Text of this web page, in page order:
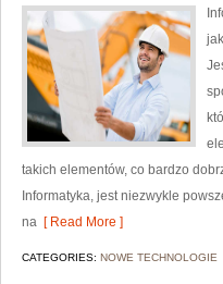
takich elementów, co bardzo
Informatyka, jest niezwykle
na [ Read More ]
CATEGORIES: NOWE TECHNOLOGIE